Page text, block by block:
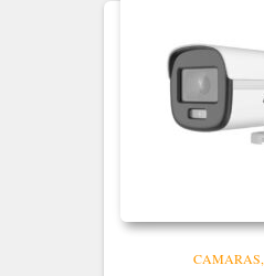
CAMARAS